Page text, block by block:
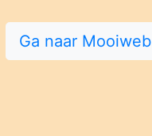
Ga naar Mooiweb